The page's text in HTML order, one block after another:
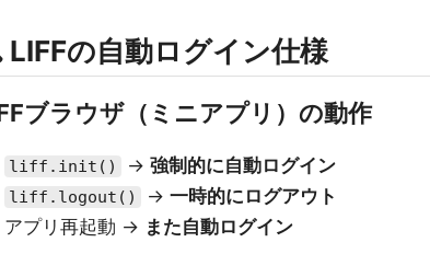
LIFFの自動ログイン仕様
ブラウザ（ミニアプリ）の動作
liff.init() → 強制的に自動ログイン
liff.logout() → 一時的にログアウト
アプリ再起動 → また自動ログイン